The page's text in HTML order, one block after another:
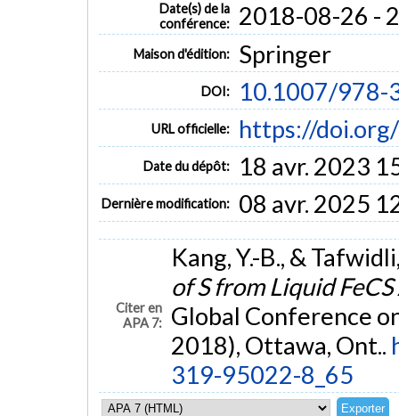
Date(s) de la
conférence:
2018-08-26 -
Maison d'édition: Springer
DOI: 10.1007/978-
URL officielle: https://
Date du dépôt: 18 avr. 2023
Dernière modification: 08 avr. 2025
Citer en
APA 7:
Kang, Y.-B., &
of S from Liquid
Global Conference
2018), Ottawa, Ont..
319-95022-8_65